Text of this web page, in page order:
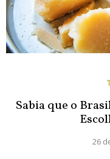
Sabia que o
26